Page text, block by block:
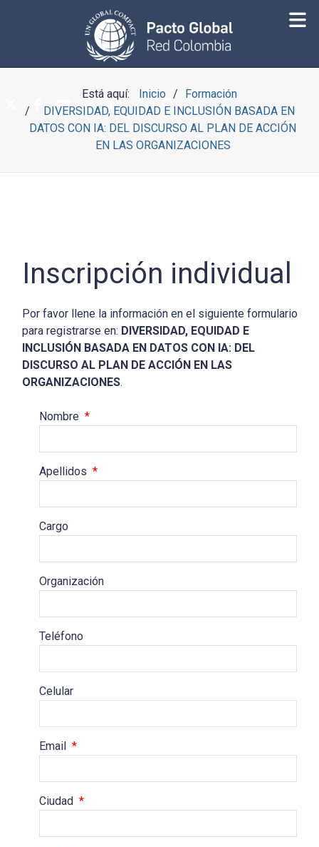
Está aquí: Inicio
Formación
DIVERSIDAD, EQUIDAD E INCLUSIÓN BASADA EN
DATOS CON IA: DEL DISCURSO AL PLAN DE ACCIÓN
EN LAS ORGANIZACIONES
Inscripción individual
Por favor llene la información en el siguiente formulario
para registrarse en: DIVERSIDAD, EQUIDAD E
INCLUSIÓN BASADA EN DATOS CON IA: DEL
DISCURSO AL PLAN DE ACCIÓN EN LAS
ORGANIZACIONES.
Nombre *
Apellidos *
Cargo
Organización
Teléfono
Celular
Email *
Ciudad *